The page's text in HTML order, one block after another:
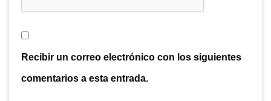
Recibir un correo electrónico con los siguientes
comentarios a esta entrada.